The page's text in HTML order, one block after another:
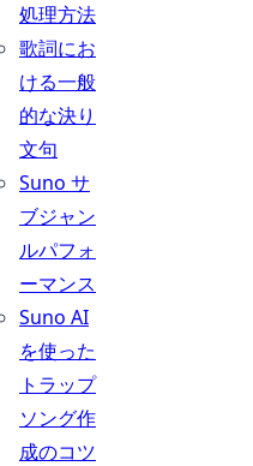
処理方法
歌詞にお
ける一般
的な決り
文句
Suno サ
ブジャン
ルパフォ
ーマンス
Suno AI
を使った
トラップ
ソング作
成のコツ